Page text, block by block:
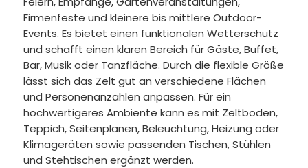
Firmenfeste und kleinere bis mittlere Outdoor-
Events. Es bietet einen funktionalen Wetterschutz
und schafft einen klaren Bereich für Gäste, Buffet,
Bar, Musik oder Tanzfläche. Durch die flexible Größe
lässt sich das Zelt gut an verschiedene Flächen
und Personenanzahlen anpassen. Für ein
hochwertigeres Ambiente kann es mit Zeltboden,
Teppich, Seitenplanen, Beleuchtung, Heizung oder
Klimageräten sowie passenden Tischen, Stühlen
und Stehtischen ergänzt werden.